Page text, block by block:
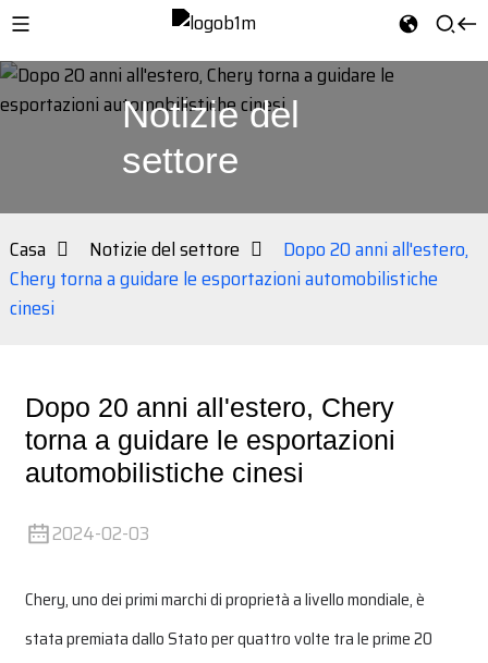
Notizie del
settore
Casa Notizie del settore
Dopo 20 anni all'estero,
Chery torna a guidare le esportazioni automobilistiche
cinesi
Dopo 20 anni all'estero, Chery
torna a guidare le esportazioni
automobilistiche cinesi
2024-02-03
Chery, uno dei primi marchi di proprietà a livello mondiale, è
stata premiata dallo Stato per quattro volte tra le prime 20